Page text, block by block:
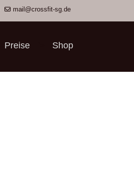
mail@crossfit-sg.de
Preise Shop